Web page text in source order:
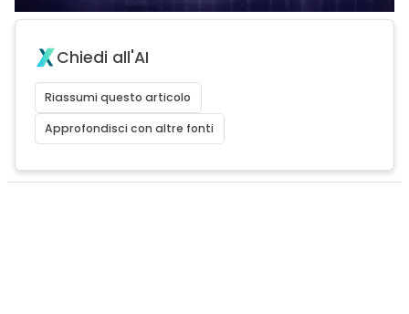
Chiedi all'AI
Riassumi questo articolo
Approfondisci con altre fonti